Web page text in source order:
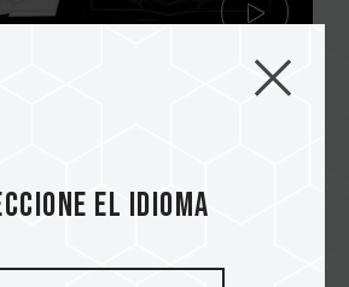
DESKTOP MEMORY BLACK
el idioma